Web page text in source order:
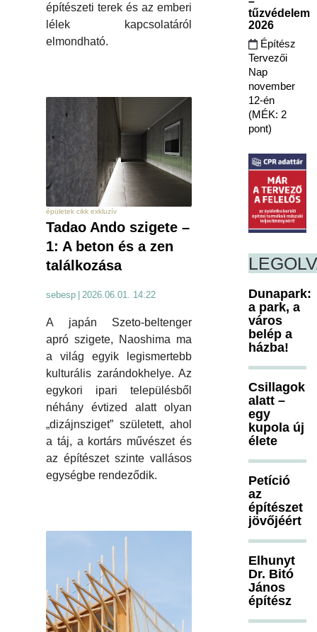
építészeti terek és az emberi
lélek kapcsolatáról
elmondható.
épületek cikk exkluzív
Tadao Ando szigete –
1: A beton és a zen
találkozása
sebesp | 2026.06.01. 14:22
A japán Szeto-beltenger
apró szigete, Naoshima ma
a világ egyik legismertebb
kulturális zarándokhelye. Az
egykori ipari településből
néhány évtized alatt olyan
„dizájnsziget” született, ahol
a táj, a kortárs művészet és
az építészet szinte vallásos
egységbe rendeződik.
tűzvédelem
2026
Építész
Tervezői
Nap
november
12-én
(MÉK: 2
pont)
Dunapark:
a park, a
város
belép a
házba!
Csillagok
alatt –
egy
kupola új
élete
Petíció
az
építészet
jövőjéért
Elhunyt
Dr. Bitó
János
építész